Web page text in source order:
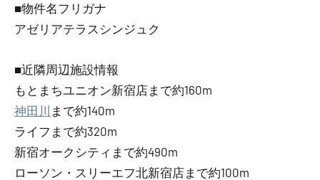
■物件名フリガナ
アゼリアテラスシンジュク
■近隣周辺施設情報
もとまちユニオン新宿店まで約160m
神田川 まで約140m
ライフまで約320m
新宿オークシティまで約490m
ローソン・スリーエフ北新宿店まで約100m